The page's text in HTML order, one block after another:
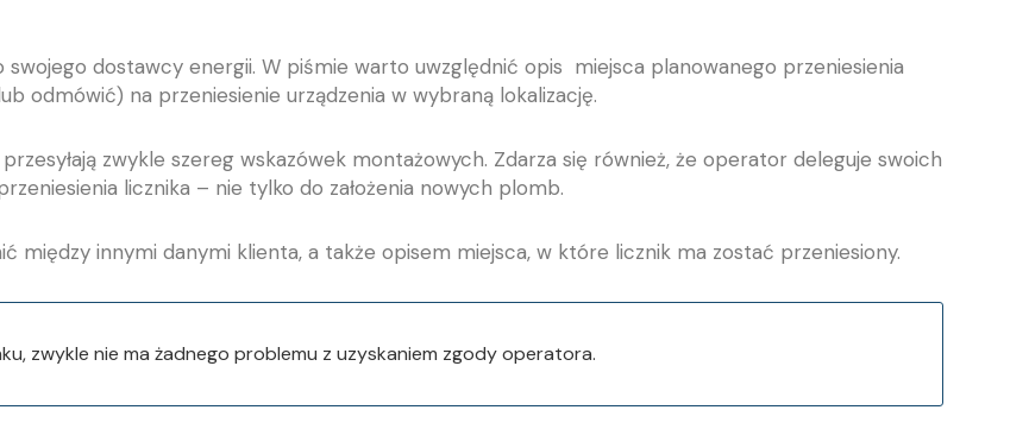
swojego dostawcy energii. W piśmie warto uwzględnić opis miejsca planowanego przeniesienia
odmówić) na przeniesienie urządzenia w wybraną lokalizację.
zwykle szereg wskazówek montażowych. Zdarza się również, że operator deleguje swoich
licznika – nie tylko do założenia nowych plomb.
między innymi danymi klienta, a także opisem miejsca, w które licznik ma zostać przeniesiony.
zwykle nie ma żadnego problemu z uzyskaniem zgody operatora.